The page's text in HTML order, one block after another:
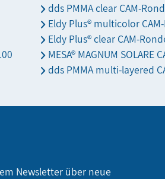
dds PMMA clear CAM-
Eldy Plus® multicolor
Eldy Plus® clear CAM-
MESA® MAGNUM SOLARE
dds PMMA multi-layered
Newsletter über neue